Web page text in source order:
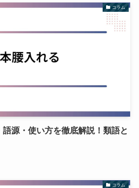
コラム
源・使い方を徹底解説！類語と
コラム